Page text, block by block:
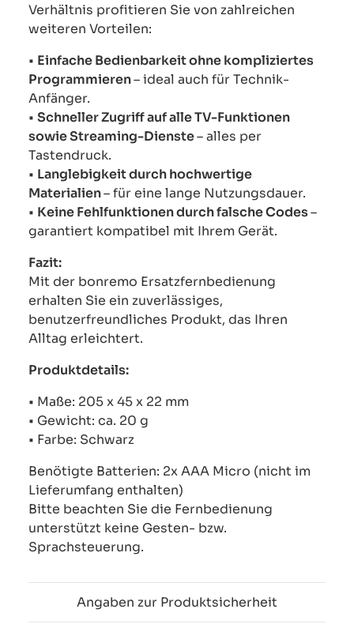
Verhältnis profitieren Sie von zahlreichen
weiteren Vorteilen:
• Einfache Bedienbarkeit ohne kompliziertes
Programmieren– ideal auch für Technik-
Anfänger.
• Schneller Zugriff auf alle TV-Funktionen
sowie Streaming-Dienste– alles per
Tastendruck.
• Langlebigkeit durch hochwertige
Materialien– für eine lange Nutzungsdauer.
• Keine Fehlfunktionen durch falsche Codes–
garantiert kompatibel mit Ihrem Gerät.
Fazit:
Mit der bonremo Ersatzfernbedienung
erhalten Sie ein zuverlässiges,
benutzerfreundliches Produkt, das Ihren
Alltag erleichtert.
Produktdetails:
• Maße: 205 x 45 x 22 mm
• Gewicht: ca. 20 g
• Farbe: Schwarz
Benötigte Batterien: 2x AAA Micro (nicht im
Lieferumfang enthalten)
Bitte beachten Sie die Fernbedienung
unterstützt keine Gesten- bzw.
Sprachsteuerung.
Angaben zur Produktsicherheit